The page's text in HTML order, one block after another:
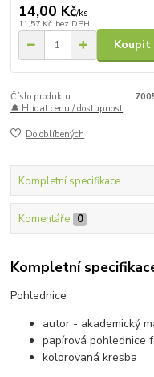
14,00 Kč/ks
11,57 Kč bez DPH
Koupit
Číslo produktu:
🔔 Hlídat cenu / dostupnost
Do oblíbených
Kompletní specifikace
Komentáře 0
Kompletní
Pohlednice
autor - akademický
papírová pohlednice
kolorovaná kresba